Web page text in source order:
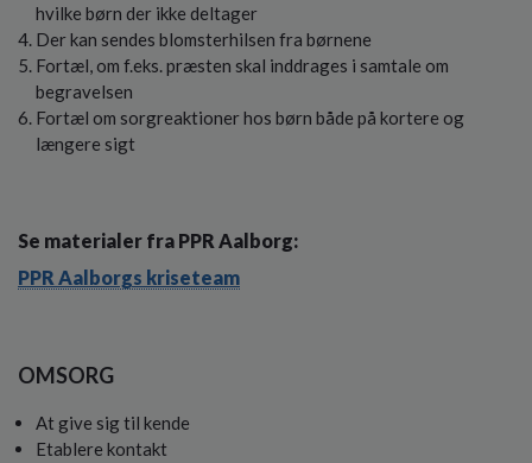
hvilke børn der ikke deltager
Der kan sendes blomsterhilsen fra børnene
Fortæl, om f.eks. præsten skal inddrages i samtale om
begravelsen
Fortæl om sorgreaktioner hos børn både på kortere og
længere sigt
Se materialer fra PPR Aalborg:
PPR Aalborgs kriseteam
OMSORG
At give sig til kende
Etablere kontakt